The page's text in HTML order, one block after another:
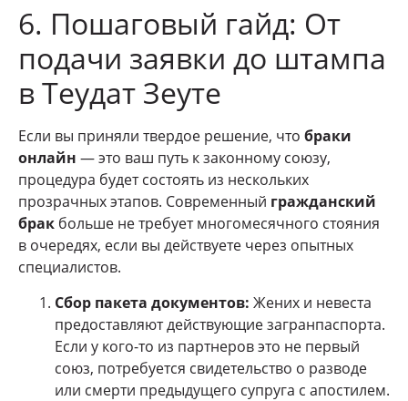
6. Пошаговый гайд: От
подачи заявки до штампа
в Теудат Зеуте
Если вы приняли твердое решение, что браки
онлайн — это ваш путь к законному союзу,
процедура будет состоять из нескольких
прозрачных этапов. Современный гражданский
брак больше не требует многомесячного стояния
в очередях, если вы действуете через опытных
специалистов.
Сбор пакета документов: Жених и невеста
предоставляют действующие загранпаспорта.
Если у кого-то из партнеров это не первый
союз, потребуется свидетельство о разводе
или смерти предыдущего супруга с апостилем.